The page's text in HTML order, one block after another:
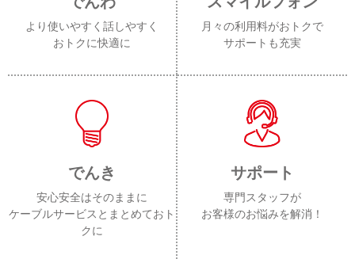
より使いやすく話しやすく
おトクに快適に
月々の利用料がおトクで
サポートも充実
でんき
安心安全はそのままに
ケーブルサービスとまとめておト
クに
サポート
専門スタッフが
お客様のお悩みを解消！